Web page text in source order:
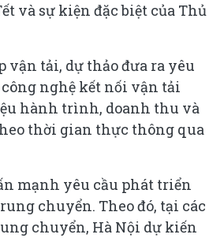
và sự kiện đặc biệt của Thủ
vận tải, dự thảo đưa ra yêu
nghệ kết nối vận tải
hành trình, doanh thu và
thời gian thực thông qua
mạnh yêu cầu phát triển
chuyển. Theo đó, tại các
chuyển, Hà Nội dự kiến